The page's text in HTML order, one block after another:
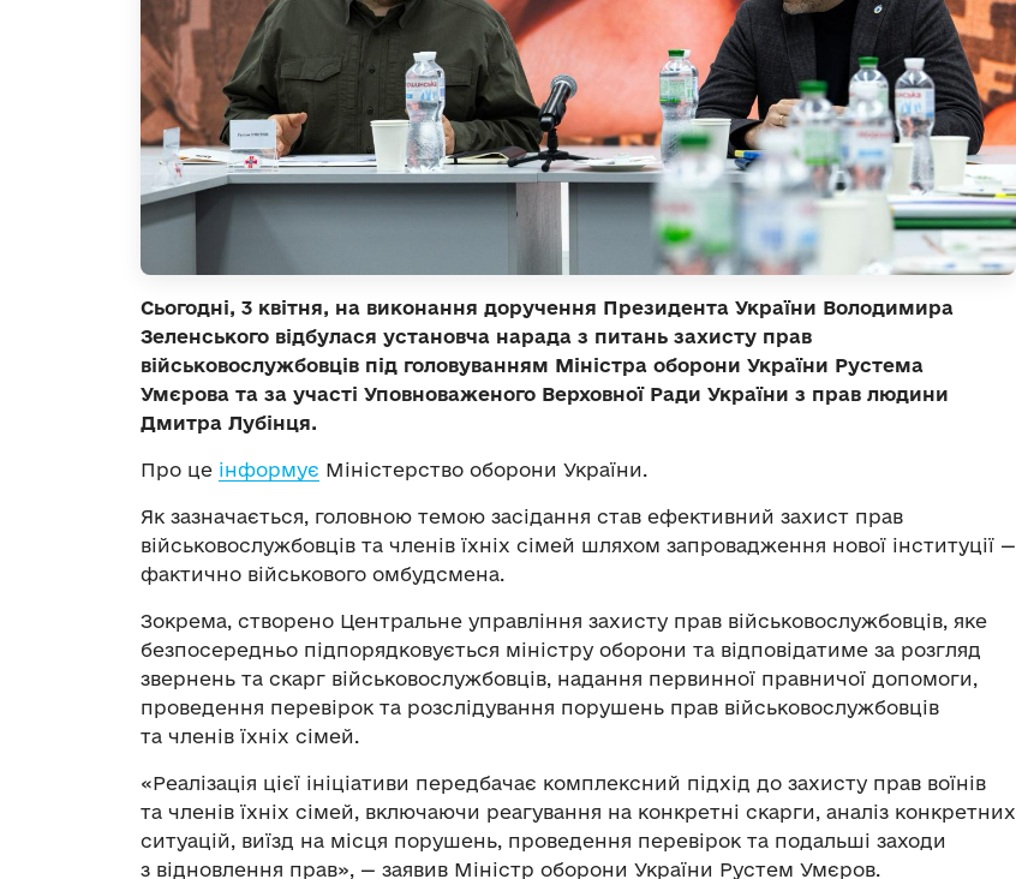
Сьогодні, 3 квітня, на виконання доручення Президента України Володимира
Зеленського відбулася установча нарада з питань захисту прав
військовослужбовців під головуванням Міністра оборони України Рустема
Умєрова та за участі Уповноваженого Верховної Ради України з прав людини
Дмитра Лубінця.
Про це інформує Міністерство оборони України.
Як зазначається, головною темою засідання став ефективний захист прав
військовослужбовців та членів їхніх сімей шляхом запровадження нової інституції —
фактично військового омбудсмена.
Зокрема, створено Центральне управління захисту прав військовослужбовців, яке
безпосередньо підпорядковується міністру оборони та відповідатиме за розгляд
звернень та скарг військовослужбовців, надання первинної правничої допомоги,
проведення перевірок та розслідування порушень прав військовослужбовців
та членів їхніх сімей.
«Реалізація цієї ініціативи передбачає комплексний підхід до захисту прав воїнів
та членів їхніх сімей, включаючи реагування на конкретні скарги, аналіз конкретних
ситуацій, виїзд на місця порушень, проведення перевірок та подальші заходи
з відновлення прав», — заявив Міністр оборони України Рустем Умєров.